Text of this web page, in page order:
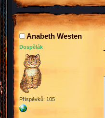
Anabeth Westen
Dospělák
Příspěvků: 105